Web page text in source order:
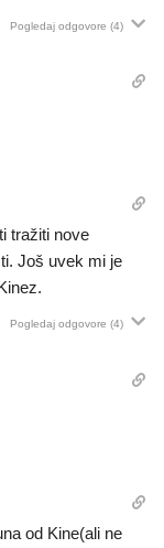
Pogledaj odgovore (4)
tražiti nove
Još uvek mi je
Pogledaj odgovore (4)
od Kine(ali ne